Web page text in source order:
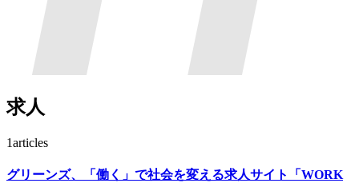
求人
1articles
グリーンズ、「働く」で社会を変える求人サイト「WORK